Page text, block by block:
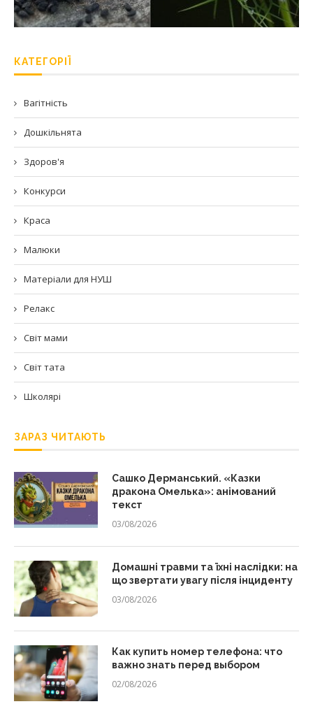
КАТЕГОРІЇ
Вагітність
Дошкільнята
Здоров'я
Конкурси
Краса
Малюки
Матеріали для НУШ
Релакс
Світ мами
Світ тата
Школярі
ЗАРАЗ ЧИТАЮТЬ
Сашко Дерманський. «Казки
дракона Омелька»: анімований
текст
03/08/2026
Домашні травми та їхні наслідки: на
що звертати увагу після інциденту
03/08/2026
Как купить номер телефона: что
важно знать перед выбором
02/08/2026